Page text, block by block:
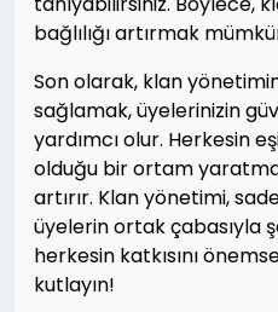
bağlılığı artırmak
Son olarak, klan
sağlamak, üyelerinizin
yardımcı olur. Herkesin
olduğu bir ortam
artırır. Klan yönetimi,
üyelerin ortak çabasıyla
herkesin katkısını
kutlayın!